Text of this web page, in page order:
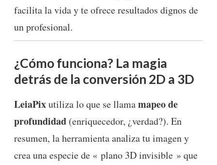
facilita la vida y te ofrece resultados dignos de
un profesional.
¿Cómo funciona? La magia
detrás de la conversión 2D a 3D
LeiaPixutiliza lo que se llamamapeo de
profundidad (enriquecedor, ¿verdad?). En
resumen, la herramienta analiza tu imagen y
crea una especie de « plano 3D invisible » que